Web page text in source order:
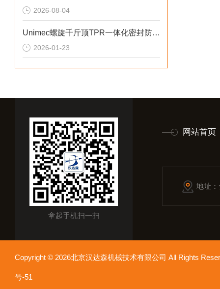
2026-08-04
Unimec螺旋千斤顶TPR一体化密封防护设计
2026-01-23
拿起手机扫一扫
网站首页
地址
Copyright © 2026北京汉达森机械技术有限公司 All Rights
号-51